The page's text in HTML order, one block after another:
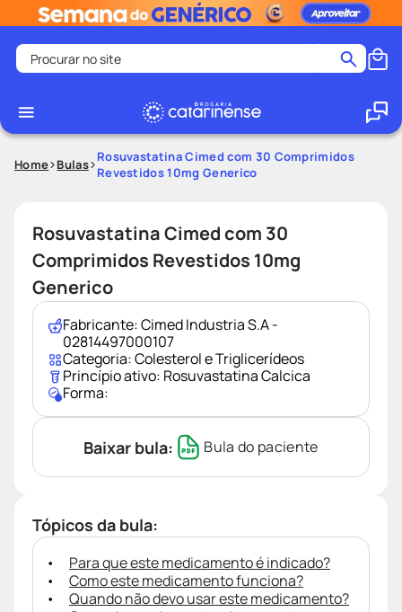
Procurar no site
1
medley
protetor solar facial
5º
tadalafila
6º
lenço umedecido
7º
ozivy
protetor solar
fralda pampers
teste gravidez
Home Bulas Rosuvastatina Cimed com 30 Comprimidos
Revestidos 10mg Generico
Rosuvastatina Cimed com 30
Comprimidos Revestidos 10mg
Generico
Fabricante:Cimed Industria S.A -
02814497000107
Categoria:Colesterol e Triglicerídeos
Princípio ativo: Rosuvastatina Calcica
Forma:
Baixar bula: Bula do paciente
Tópicos da bula:
Para que este medicamento é indicado?
Como este medicamento funciona?
Quando não devo usar este medicamento?